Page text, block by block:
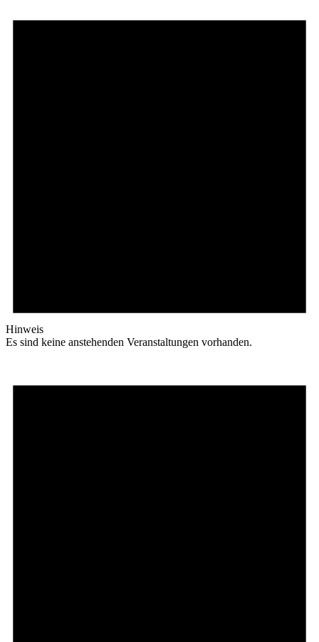
Hinweis
Es sind keine anstehenden Veranstaltungen vorhanden.